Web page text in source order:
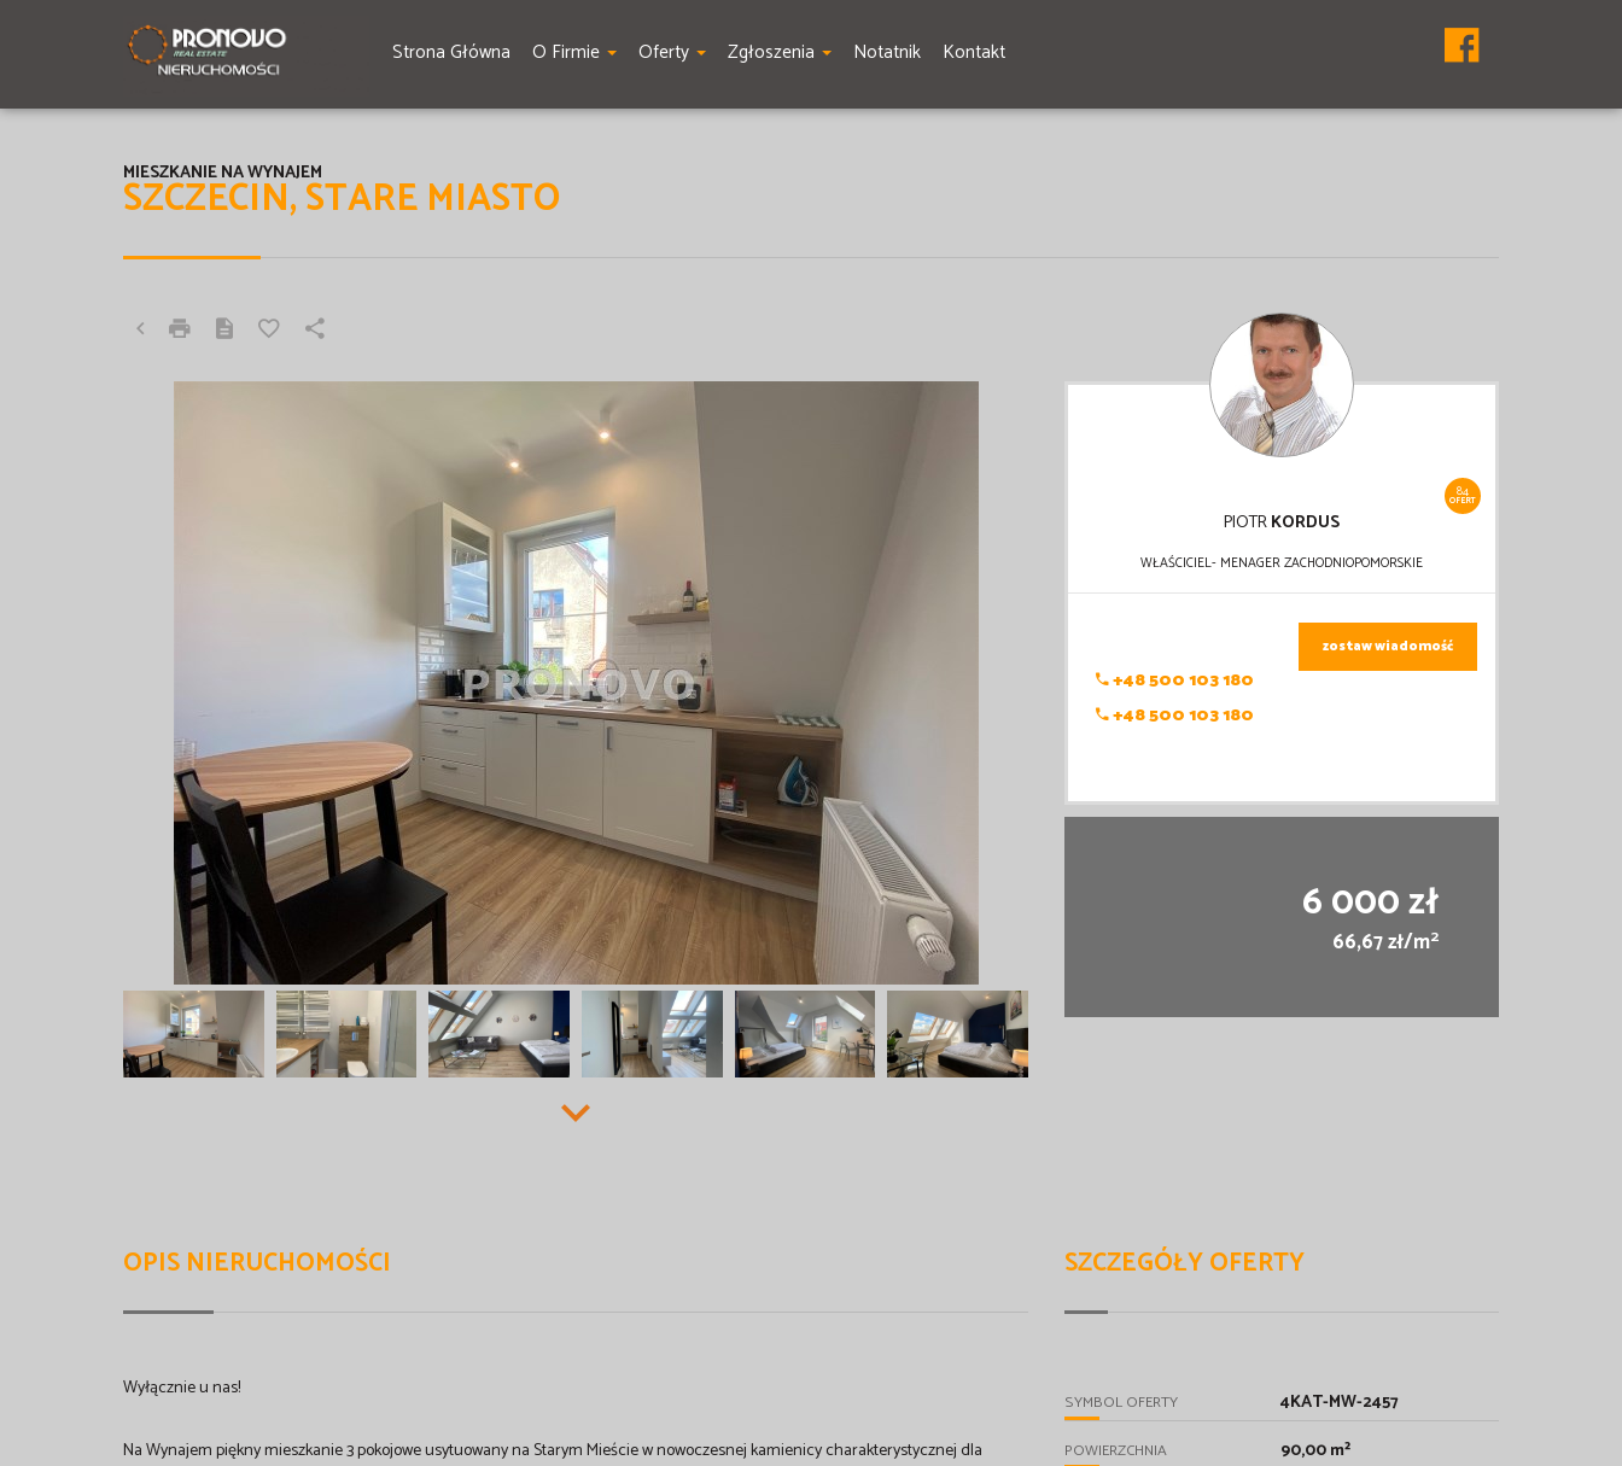
Strona Główna O Firmie Oferty Zgłoszenia Notatnik Kontakt
SZCZECIN, STARE MIASTO
MIESZKANIE NA WYNAJEM
84
OFERT
PIOTRKORDUS
WŁAŚCICIEL- MENAGER ZACHODNIOPOMORSKIE
+48 500 103 180
+48 500 103 180
zostaw wiadomość
6 000 zł
66,67 zł/m2
OPIS NIERUCHOMOŚCI
Wyłącznie u nas!
Na Wynajem piękny mieszkanie 3 pokojowe usytuowany na Starym Mieście w nowoczesnej kamienicy charakterystycznej dla
SZCZEGÓŁY OFERTY
SYMBOL OFERTY 4KAT-MW-2457
POWIERZCHNIA 90,00 m²